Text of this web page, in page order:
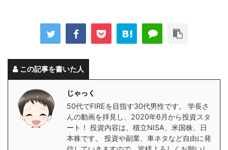
この記事を書いた人
じゃっく
50代でFIREを目指す30代男性です。 学長さ
んの動画を拝見し、2020年6月から投資スタ
ート！ 投資内容は、積立NISA、米国株、日
本株です。 投資や副業、車ネタなど自由に発